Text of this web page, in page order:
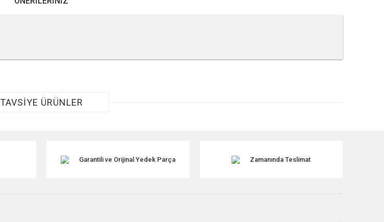
TAVSİYE ÜRÜNLER
Garantili ve Orijinal Yedek Parça Zamanında Teslimat